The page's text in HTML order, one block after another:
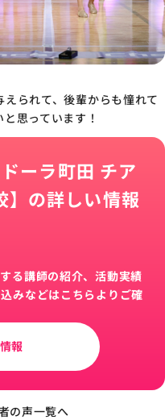
られて、後輩からも憧れて
思っています！
ーラ町田 チア
】の詳しい情報
る講師の紹介、活動実績
みなどはこちらよりご確
報
の声一覧へ